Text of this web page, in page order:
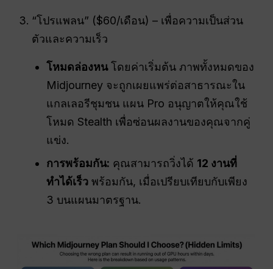
“โปรแพลน” ($60/เดือน) – เพื่อความเป็นส่วน
ตัวและความเร็ว
โหมดล่องหนโดยค่าเริ่มต้น ภาพทั้งหมดของ
Midjourney จะถูกเผยแพร่ต่อสาธารณะใน
แกลเลอรีชุมชน แผน Pro อนุญาตให้คุณใช้
โหมด Stealth เพื่อซ่อนผลงานของคุณจากคู่
แข่ง.
การพร้อมกัน: คุณสามารถวิ่งได้ 12 งานที่
ทำได้เร็ว พร้อมกัน, เมื่อเปรียบเทียบกับเพียง
3 บนแผนมาตรฐาน.